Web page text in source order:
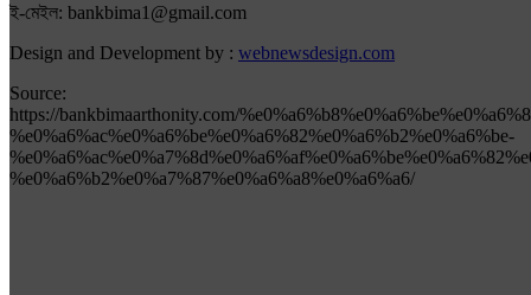
ই-মেইল: bankbima1@gmail.com
Design and Development by : webnewsdesign.com
Source:
https://bankbimaarthonity.com/
%e0%a6%ac%e0%a6%be%e0%a6%82%e0%a6%b2%e0%a6%be-
%e0%a6%b2%e0%a7%87%e0%a6%a8%e0%a6%a6/